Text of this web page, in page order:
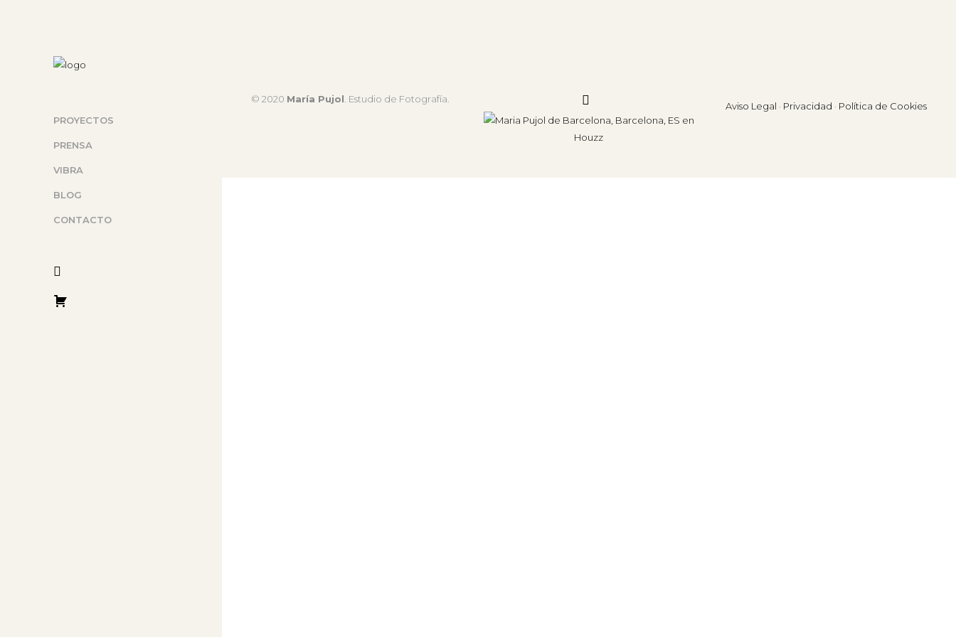
PROYECTOS
PRENSA
VIBRA
BLOG
CONTACTO
© 2020 María Pujol . Estudio de Fotografía.
Aviso Legal · Privacidad · Política de Cookies